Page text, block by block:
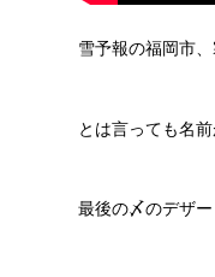
雪予報の福岡市
とは言っても名
最後の〆のデザ